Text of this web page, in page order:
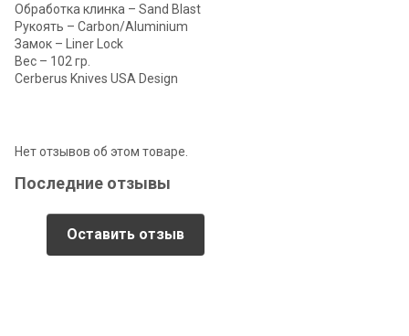
Обработка клинка – Sand Blast
Рукоять – Carbon/Aluminium
Замок – Liner Lock
Вес – 102 гр.
Cerberus Knives USA Design
Нет отзывов об этом товаре.
Последние отзывы
Оставить отзыв